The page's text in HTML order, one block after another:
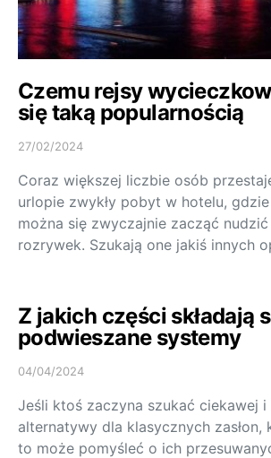
Czemu rejsy
się taką popularnością
27/02/2024
Coraz większej liczbie osób
urlopie zwykły pobyt w hotelu,
można się zwyczajnie zacząć
rozrywek. Szukają one jakiś innych
Z jakich części składają
podwieszane systemy
04/04/2024
Jeśli ktoś zaczyna szukać ciekawej
alternatywy dla klasycznych
to może pomyśleć o ich